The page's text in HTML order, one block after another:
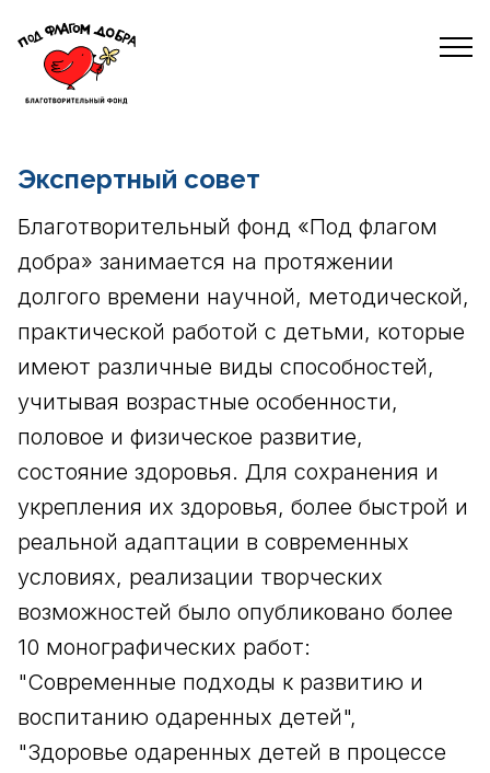
Экспертный совет
Благотворительный фонд «Под флагом
добра» занимается на протяжении
долгого времени научной, методической,
практической работой с детьми, которые
имеют различные виды способностей,
учитывая возрастные особенности,
половое и физическое развитие,
состояние здоровья. Для сохранения и
укрепления их здоровья, более быстрой и
реальной адаптации в современных
условиях, реализации творческих
возможностей было опубликовано более
10 монографических работ:
"Современные подходы к развитию и
воспитанию одаренных детей",
"Здоровье одаренных детей в процессе